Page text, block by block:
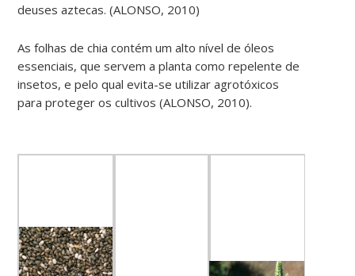
deuses aztecas. (ALONSO, 2010)
As folhas de chia contém um alto nível de óleos
essenciais, que servem a planta como repelente de
insetos, e pelo qual evita-se utilizar agrotóxicos
para proteger os cultivos (ALONSO, 2010).